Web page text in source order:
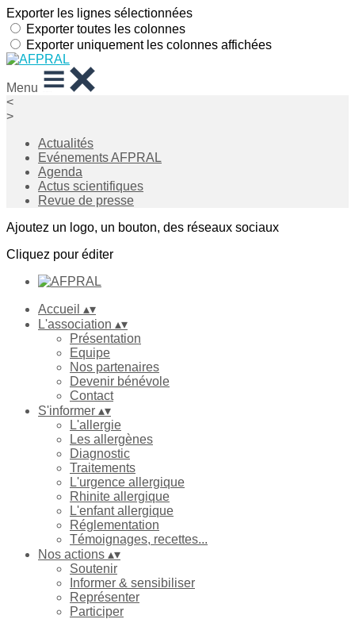
Exporter les lignes sélectionnées
Exporter toutes les colonnes
Exporter uniquement les colonnes affichées
Menu
<
>
Actualités
Evénements AFPRAL
Agenda
Actus scientifiques
Revue de presse
Ajoutez un logo, un bouton, des réseaux sociaux
Cliquez pour éditer
Accueil ▴▾
L'association ▴▾
Présentation
Equipe
Nos partenaires
Devenir bénévole
Contact
S'informer ▴▾
L'allergie
Les allergènes
Diagnostic
Traitements
L'urgence allergique
Rhinite allergique
L'enfant allergique
Réglementation
Témoignages, recettes...
Nos actions ▴▾
Soutenir
Informer & sensibiliser
Représenter
Participer